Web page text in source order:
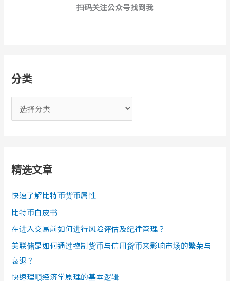
扫码关注公众号找到我
分类
类
精选文章
快速了解比特币货币属性
比特币白皮书
在进入交易前如何进行风险评估及纪律管理？
美联储是如何通过控制货币与信用货币来影响市场的繁荣与
衰退？
快速理顺经济学原理的基本逻辑